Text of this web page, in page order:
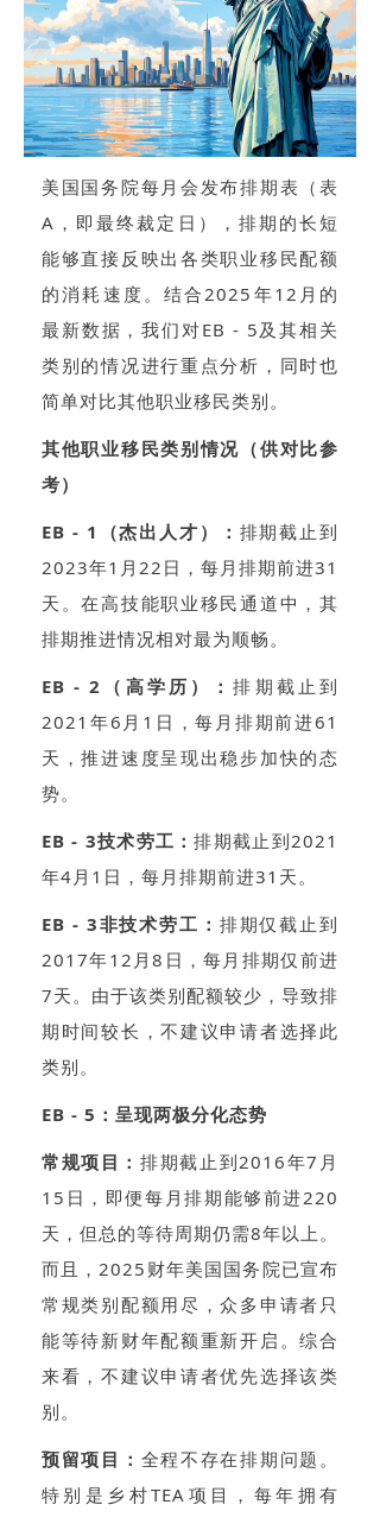
美国国务院每月会发布排期表（表
A，即最终裁定日），排期的长短
能够直接反映出各类职业移民配额
的消耗速度。结合2025年12月的
最新数据，我们对EB - 5及其相关
类别的情况进行重点分析，同时也
简单对比其他职业移民类别。
其他职业移民类别情况（供对比参
考）
EB - 1（杰出人才）： 排期截止到
2023年1月22日，每月排期前进31
天。在高技能职业移民通道中，其
排期推进情况相对最为顺畅。
EB - 2（高学历）：排期截止到
2021年6月1日，每月排期前进61
天，推进速度呈现出稳步加快的态
势。
EB - 3技术劳工：排期截止到2021
年4月1日，每月排期前进31天。
EB - 3非技术劳工： 排期仅截止到
2017年12月8日，每月排期仅前进
7天。由于该类别配额较少，导致排
期时间较长，不建议申请者选择此
类别。
EB - 5：呈现两极分化态势
常规项目：排期截止到2016年7月
15日，即便每月排期能够前进220
天，但总的等待周期仍需8年以上。
而且，2025财年美国国务院已宣布
常规类别配额用尽，众多申请者只
能等待新财年配额重新开启。综合
来看，不建议申请者优先选择该类
别。
预留项目： 全程不存在排期问题。
特别是乡村TEA项目，每年拥有